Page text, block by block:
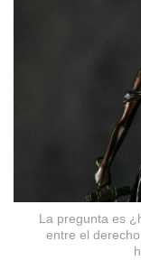
La pregunta es
entre el